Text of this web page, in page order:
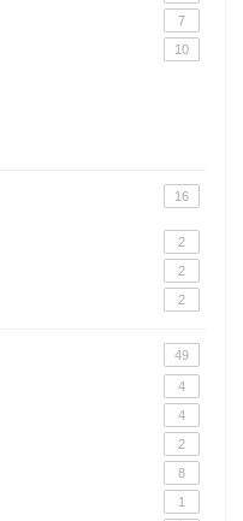
7
10
16
2
2
2
49
4
4
2
8
1